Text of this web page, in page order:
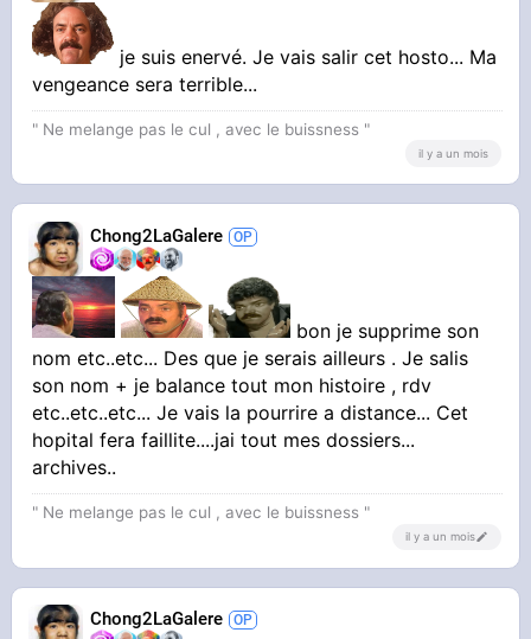
je suis enervé. Je vais salir cet hosto... Ma
vengeance sera terrible...
" Ne melange pas le cul , avec le buissness "
il y a un mois
Chong2LaGalere
bon je supprime son
nom etc..etc... Des que je serais ailleurs . Je salis
son nom + je balance tout mon histoire , rdv
etc..etc..etc... Je vais la pourrire a distance... Cet
hopital fera faillite....jai tout mes dossiers...
archives..
" Ne melange pas le cul , avec le buissness "
il y a un mois
Chong2LaGalere